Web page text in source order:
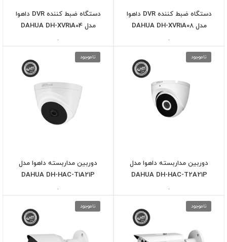
دستگاه ضبط کننده DVR داهوا
مدل DAHUA DH-XVR1A08
-
دستگاه ضبط کننده DVR داهوا
مدل DAHUA DH-XVR1A04
-
ناموجود
دوربین مداربسته داهوا مدل
DAHUA DH-HAC-T2A21P
-
ناموجود
دوربین مداربسته داهوا مدل
DAHUA DH-HAC-T1A21P
-
ناموجود ناموجود